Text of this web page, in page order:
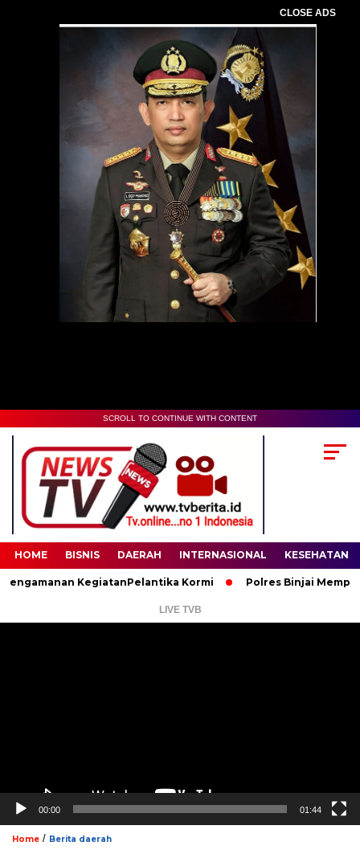
CLOSE ADS
00:00
SCROLL TO CONTINUE WITH CONTENT
HOME BISNIS DAERAH INTERNASIONAL KESEHATAN
KegiatanPelantika Kormi Polres Binjai
LIVE TVB
00:00 01:44
Home / Berita daerah